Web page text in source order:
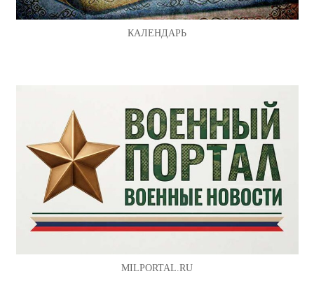
КАЛЕНДАРЬ
MILPORTAL.RU